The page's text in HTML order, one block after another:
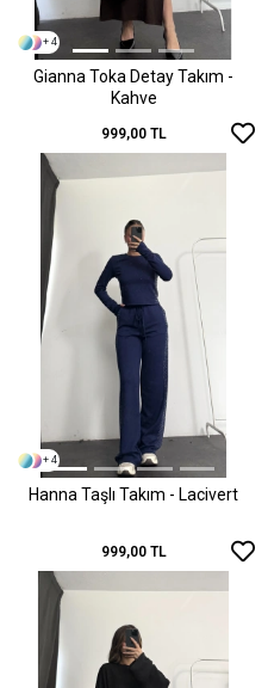
+ 4
Gianna Toka Detay Takım -
Kahve
999,00 TL
+ 4
Hanna Taşlı Takım - Lacivert
999,00 TL